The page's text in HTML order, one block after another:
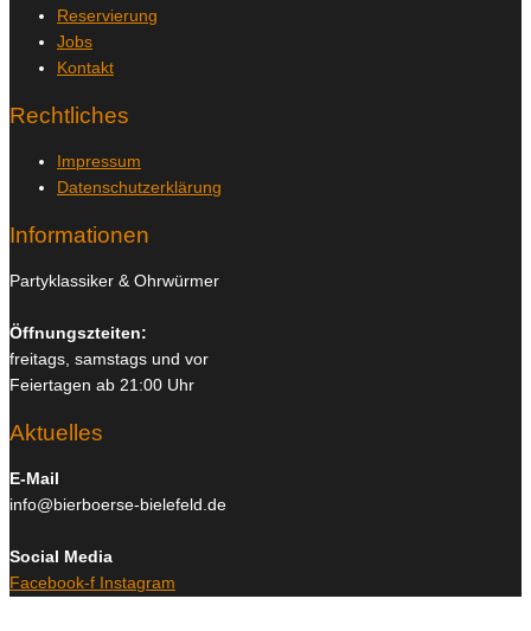
Reservierung
Jobs
Kontakt
Rechtliches
Impressum
Datenschutzerklärung
Informationen
Partyklassiker & Ohrwürmer
Öffnungszteiten:
freitags, samstags und vor
Feiertagen ab 21:00 Uhr
Aktuelles
E-Mail
info@bierboerse-bielefeld.de
Social Media
Facebook-f Instagram